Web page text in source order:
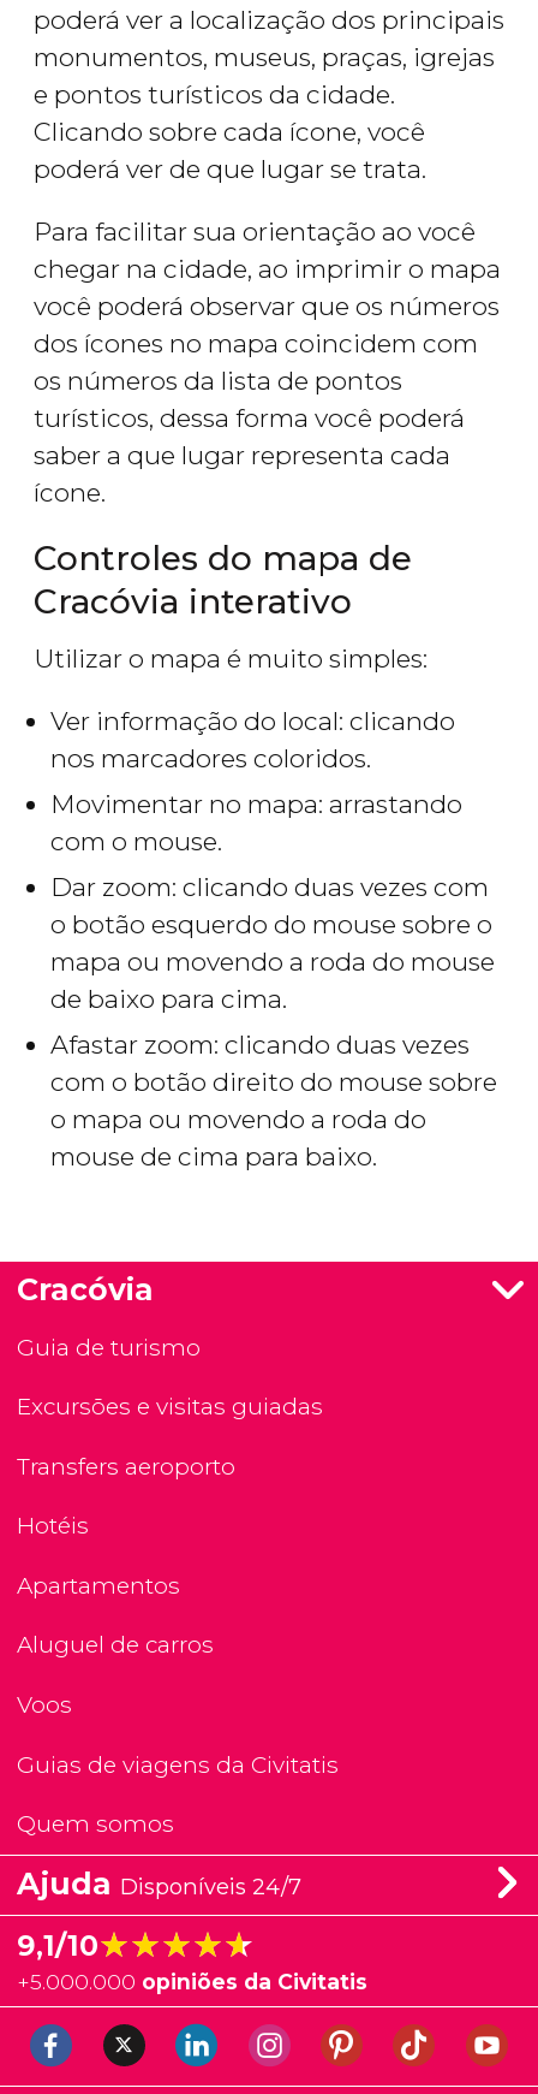
poderá ver a localização dos principais
monumentos, museus, praças, igrejas
e pontos turísticos da cidade.
Clicando sobre cada ícone, você
poderá ver de que lugar se trata.
Para facilitar sua orientação ao você
chegar na cidade, ao imprimir o mapa
você poderá observar que os números
dos ícones no mapa coincidem com
os números da lista de pontos
turísticos, dessa forma você poderá
saber a que lugar representa cada
ícone.
Controles do mapa de
Cracóvia interativo
Utilizar o mapa é muito simples:
Ver informação do local: clicando
nos marcadores coloridos.
Movimentar no mapa: arrastando
com o mouse.
Dar zoom: clicando duas vezes com
o botão esquerdo do mouse sobre o
mapa ou movendo a roda do mouse
de baixo para cima.
Afastar zoom: clicando duas vezes
com o botão direito do mouse sobre
o mapa ou movendo a roda do
mouse de cima para baixo.
Cracóvia
Guia de turismo
Excursões e visitas guiadas
Transfers aeroporto
Hotéis
Apartamentos
Aluguel de carros
Voos
Guias de viagens da Civitatis
Quem somos
Ajuda Disponíveis 24/7
9,1/10★★★★★
★★★★★
+5.000.000 opiniões da Civitatis